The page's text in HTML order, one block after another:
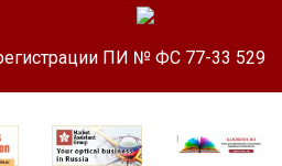
ПИ № ФС 77-33 529